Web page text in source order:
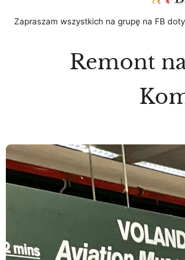
Zapraszam wszystkich na grupę na FB
Remont